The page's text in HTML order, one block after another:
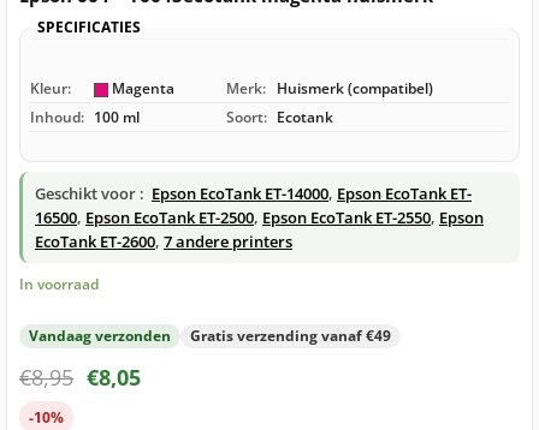
SPECIFICATIES
Kleur: Magenta Merk: Huismerk (compatibel)
Inhoud: 100 ml Soort: Ecotank
Geschikt voor : Epson EcoTank ET-14000, Epson EcoTank ET-
16500, Epson EcoTank ET-2500, Epson EcoTank ET-2550, Epson
EcoTank ET-2600, 7 andere printers
In voorraad
Vandaag verzonden Gratis verzending vanaf €49
€8,95 €8,05
-10%